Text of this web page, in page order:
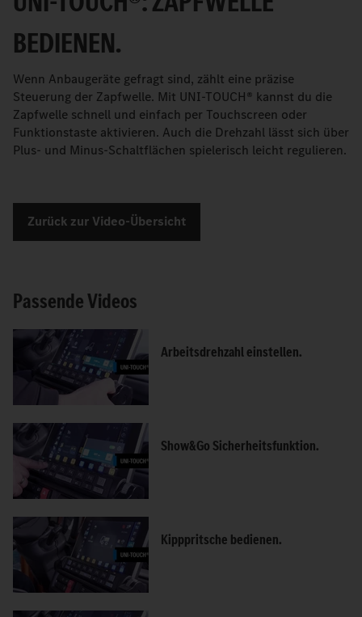
BEDIENEN.
Wenn Anbaugeräte gefragt sind, zählt eine präzise
Steuerung der Zapfwelle. Mit UNI-TOUCH® kannst du die
Zapfwelle schnell und einfach per Touchscreen oder
Funktionstaste aktivieren. Auch die Drehzahl lässt sich über
Plus- und Minus-Schaltflächen spielerisch leicht regulieren.
Zurück zur Video-Übersicht
Passende Videos
Arbeitsdrehzahl einstellen.
Show&Go Sicherheitsfunktion.
Kipppritsche bedienen.